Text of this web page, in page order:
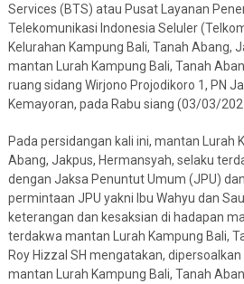
Services (BTS) atau Pusat Layanan
Telekomunikasi Indonesia Seluler
Kelurahan Kampung Bali, Tanah Abang,
mantan Lurah Kampung Bali, Tanah
ruang sidang Wirjono Projodikoro 1, PN
Kemayoran, pada Rabu siang (03/03/
Pada persidangan kali ini, mantan Lurah
Abang, Jakpus, Hermansyah, selaku
dengan Jaksa Penuntut Umum (JPU)
permintaan JPU yakni Ibu Wahyu dan
keterangan dan kesaksian di hadapan
terdakwa mantan Lurah Kampung Bali,
Roy Hizzal SH mengatakan,
mantan Lurah Kampung Bali, Tanah